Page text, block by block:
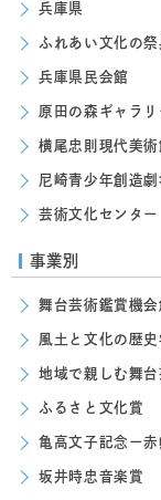
兵庫県
ふれあい文化の祭
兵庫県民会館
原田の森ギャラリ
横尾忠則現代美
尼崎青少年創造劇
芸術文化センター
事業別
舞台芸術鑑賞機会
風土と文化の歴史
地域で親しむ舞
ふるさと文化賞
亀高文子記念ー赤
坂井時忠音楽賞